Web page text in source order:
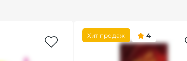
Хит продаж 4